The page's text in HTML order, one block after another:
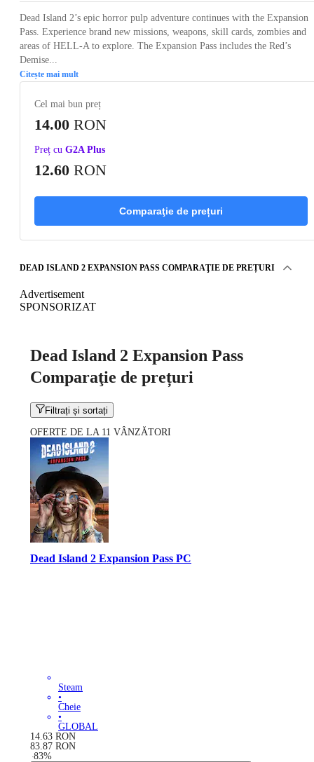
Dead Island 2’s epic horror pulp adventure continues with the Expansion
Pass. Experience brand new missions, weapons, skill cards, zombies and
areas of HELL-A to explore. The Expansion Pass includes the Red’s
Demise...
Citește mai mult
Cel mai bun preț
14.00 RON
Preț cu G2A Plus
12.60 RON
Comparaţie de prețuri
DEAD ISLAND 2 EXPANSION PASS COMPARAŢIE DE PREȚURI
Advertisement
SPONSORIZAT
Dead Island 2 Expansion Pass
Comparaţie de prețuri
Filtrați și sortați
OFERTE DE LA 11 VÂNZĂTORI
Dead Island 2 Expansion Pass PC
Steam
•
Cheie
•
GLOBAL
14.63 RON
83.87 RON
-83%